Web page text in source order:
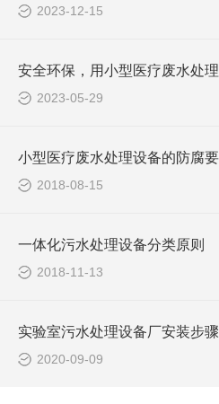
2023-12-15
2023-05-29
2018-08-15
一体化污水处理设备分类原则
2018-11-13
实验室污水处理设备厂安装步骤
2020-09-09